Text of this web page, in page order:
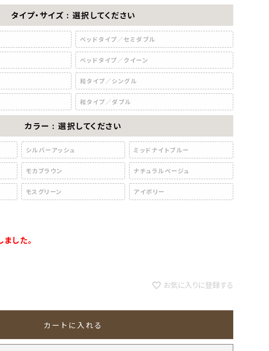
タイプ・サイズ 選択してください
ベッドタイプ／セミダブル
ベッドタイプ／クイーン
和タイプ／シングル
和タイプ／ダブル
カラー 選択してください
シルバーアッシュ ミッドナイトブルー
モカブラウン ナチュラルベージュ
モスグリーン アイボリー
した。
お気に入りに登録する
カートに入れる